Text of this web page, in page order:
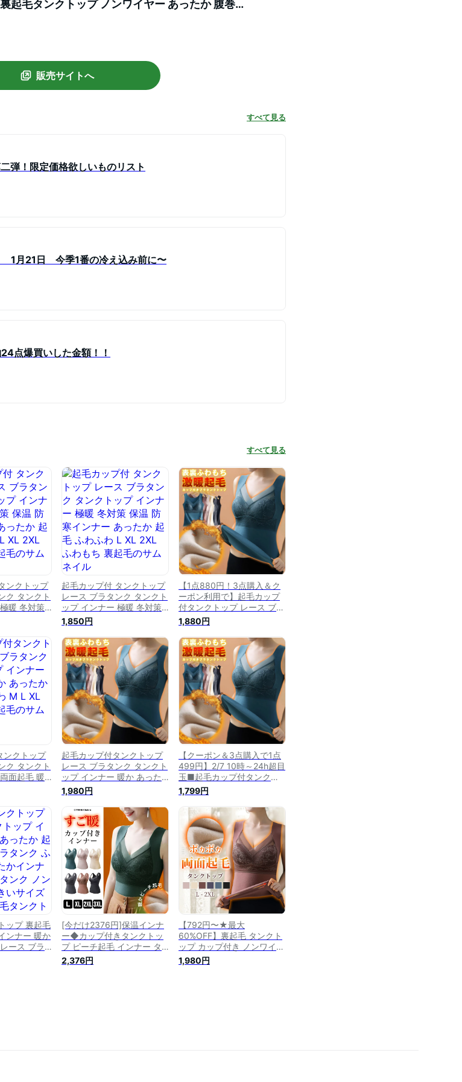
起毛タンクトップ ノンワイヤー あったか 腹巻
ふわふわ M L XL 2XL 3XL ふわもち ＋4℃ 暖 お
販売サイトへ
すべて見る
弾！限定価格欲しいものリスト
1月21日 今季1番の冷え込み前に〜
点爆買いした金額！！
すべて見る
ンクトップ
ク タンクト
暖 冬対策
ー あったか
XL 2XL ふ
起毛カップ付 タンクトップ
レース ブラタンク タンクト
ップ インナー 極暖 冬対策
保温 防寒インナー あったか
起毛 ふわふわ L XL 2XL ふ
わもち 裏起毛
1,850円
【1点880円！3点購入＆ク
ーポン利用で】起毛カップ
付タンクトップ レース ブラ
タンク タンクトップ インナ
ー 暖か あったか 起毛 ふわ
ふわ M L XL ふわもち 裏起
毛 [s2]
1,880円
ンクトップ
ク タンクト
面起毛 暖
ふわふわ
裏起毛
起毛カップ付タンクトップ
レース ブラタンク タンクト
ップ インナー 暖か あった
か 起毛 ふわふわ M L XL ふ
わもち 裏起毛 [s2]
1,980円
【クーポン＆3点購入で1点
499円】2/7 10時～24h超目
玉■起毛カップ付タンクト
ップ レース ブラタンク タ
ンクトップ インナー 暖か
あったか 起毛 ふわふわ M L
XL ふわもち 裏起毛 [s2]
1,799円
ップ 裏起毛
ンナー 暖か
ース ブラ
あったかイ
タンク ノ
[今だけ2376円]保温インナ
ー◆カップ付きタンクトッ
プ ピーチ起毛 インナー タ
ンクトップ ブラトップ イン
ナートップ 保温 裏起毛 刺
2,376円
【792円〜★最大
60%OFF】裏起毛 タンクト
ップ カップ付き ノンワイヤ
ー あったか インナー レデ
ィース 暖かい 発熱 下着 腹
1,980円